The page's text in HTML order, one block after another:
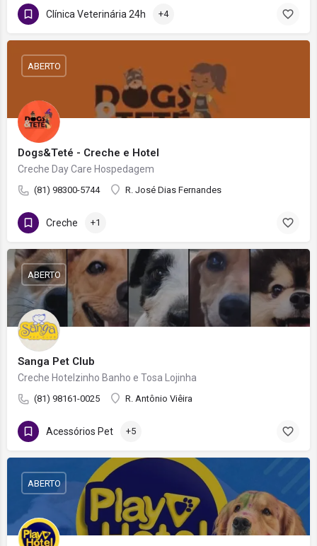
Clínica Veterinária 24h +4
Dogs&Teté - Creche e Hotel
Creche Day Care Hospedagem
(81) 98300-5744 R. José Dias Fernandes
ABERTO
Creche +1
Sanga Pet Club
Creche Hotelzinho Banho e Tosa Lojinha
(81) 98161-0025 R. Antônio Viêira
ABERTO
Acessórios Pet +5
ABERTO